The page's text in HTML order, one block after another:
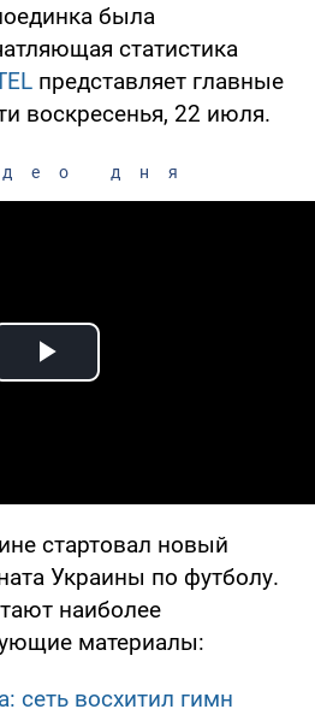
была
статистика
представляет главные
воскресенья, 22 июля.
дня
Play Video
стартовал новый
Украины по футболу.
наиболее
материалы:
сеть восхитил гимн